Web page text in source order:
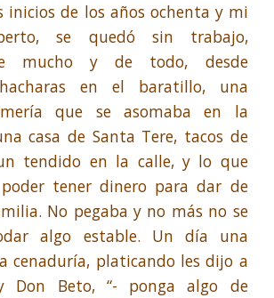
inicios de los años ochenta y mi
se quedó sin trabajo,
mucho y de todo, desde
en el baratillo, una
que se asomaba en la
casa de Santa Tere, tacos de
tendido en la calle, y lo que
tener dinero para dar de
No pegaba y no más no se
algo estable. Un día una
cenaduría, platicando les dijo a
Don Beto, “- ponga algo de